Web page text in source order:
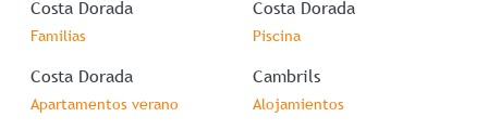
Costa Dorada
Familias
Costa Dorada
Piscina
Costa Dorada
Apartamentos verano
Cambrils
Alojamientos